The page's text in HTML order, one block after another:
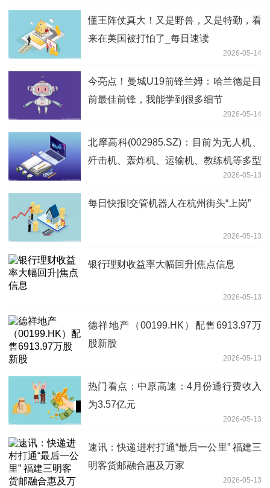
懂王阵仗真大！又是野兽，又是特勤，看
来在美国被打怕了_每日速读
2026-05-14
今亮点！曼城U19前锋兰姆：哈兰德是目
前最佳前锋，我能学到很多细节
2026-05-14
北摩高科(002985.SZ)：目前为无人机、
歼击机、轰炸机、运输机、教练机等多型
军工装备配套产品及维修业务 今日要闻
2026-05-13
每日快报!交管机器人在杭州街头“上岗”
2026-05-13
银行理财收益率大幅回升|焦点信息
2026-05-13
德祥地产（00199.HK）配售6913.97万
股新股
2026-05-13
热门看点：中原高速：4月份通行费收入
为3.57亿元
2026-05-13
速讯：快递进村打通“最后一公里” 福建三
明客货邮融合惠及万家
2026-05-13